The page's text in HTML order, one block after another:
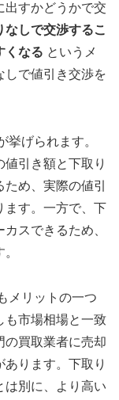
出すかどうかで交
なしで交渉するこ
くなる というメ
しで値引き交渉を
挙げられます。
引き額と下取り
め、実際の値引
ます。一方で、下
スできるため、
メリットの一つ
も市場相場と一致
の買取業者に売却
ります。下取り
は別に、より高い